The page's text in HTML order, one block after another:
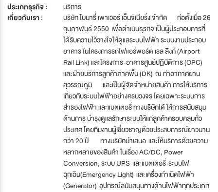
ประเภทธุรกิจ :
บริการ
เกี่ยวกับเรา :
บริษัท ไบนารี่ เพาเวอร์ เอ็นจิเนียริ่ง จำกัด ก่อตั้งเมื่อ 26
กุมภาพันธ์ 2550 เพื่อดำเนินธุรกิจ เป็นผู้ประกอบการที่
ได้รับความไว้วางใจให้ดูแลระบบไฟฟ้า ระบบงานประกอบ
อาคาร ในโครงการรถไฟแอร์พอร์ต เรล ลิงก์ (Airport
Rail Link) และโครงการ-อาคารศูนย์ปฏิบัติการ (OPC)
และฝ่ายบริการลูกค้าภาคพื้น (DK) ณ ท่าอากาศยาน
สุวรรณภูมิ และเป็นผู้จัดจำหน่ายสินค้า การให้บริการ
เกี่ยวกับระบบไฟฟ้าอย่างครบวงจร โดยเฉพาะระบบการ
สำรองไฟฟ้า และแบตเตอรี่ ทางบริษัทได้ ให้การสนับสนุน
ด้านการ บำรุงดูแลรักษาระบบให้แก่ลูกค้าครอบคลุมทั่ว
ประเทศ โดยทีมงานผู้เชี่ยวชาญด้วยประสบการณ์ยาวนาน
กว่า 20 ปี ทางบริษัทนำเสนอ และให้บริการด้วยความ
หลากหลายของสินค้า ในเรื่อง AC/DC, Power
Conversion, ระบบ UPS และแบตเตอรี่ ระบบไฟ
ฉุกเฉิน(Emergency Light) และเครื่องกำเนิดไฟฟ้า
(Generator) อุปกรณ์สนับสนุนทางด้านไฟฟ้าทุกประเภท